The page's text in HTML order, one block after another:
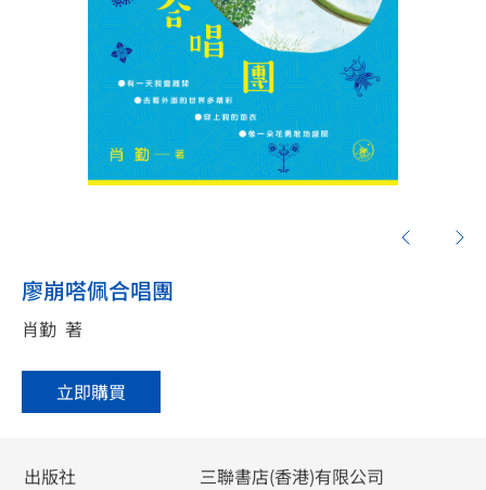
廖崩嗒佩合唱團
肖勤 著
立即購買
出版社
三聯書店(香港)有限公司